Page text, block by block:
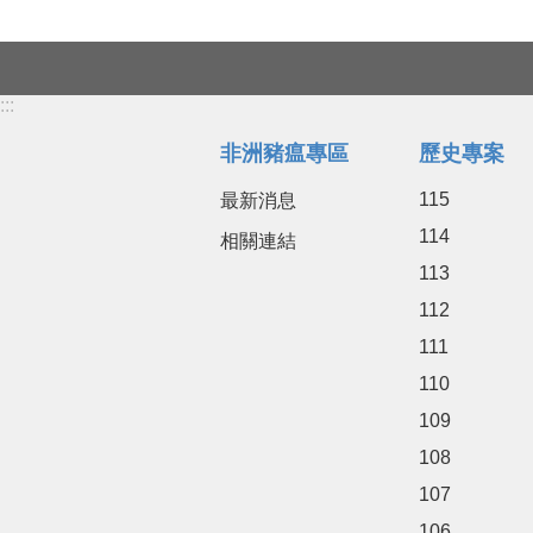
:::
非洲豬瘟專區
最新消息
相關連結
歷史專案
115
114
113
112
111
110
109
108
107